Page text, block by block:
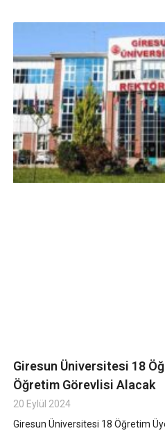
Giresun Üniversitesi 18
Öğretim Görevlisi Alacak
20 Eylül 2024
Giresun Üniversitesi 18 Öğretim